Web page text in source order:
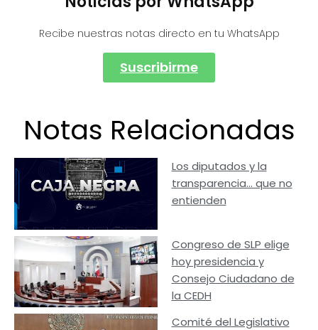
Recibe nuestras notas directo en tu WhatsApp
Suscribirme
Notas Relacionadas
Los diputados y la
transparencia… que no
entienden
Congreso de SLP elige
hoy presidencia y
Consejo Ciudadano de
la CEDH
Comité del Legislativo